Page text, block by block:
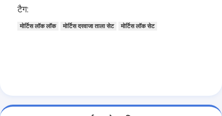
टैग:
मोर्टिस लॉक लॉक मोर्टिस दरवाजा ताला सेट मोर्टिस लॉक सेट